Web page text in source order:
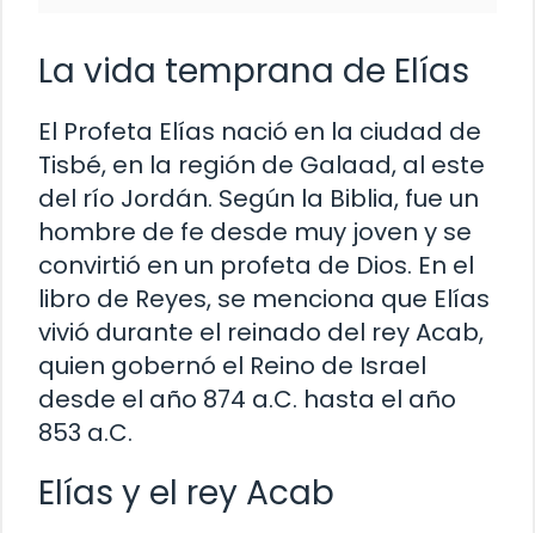
La vida temprana de Elías
El Profeta Elías nació en la ciudad de
Tisbé, en la región de Galaad, al este
del río Jordán. Según la Biblia, fue un
hombre de fe desde muy joven y se
convirtió en un profeta de Dios. En el
libro de Reyes, se menciona que Elías
vivió durante el reinado del rey Acab,
quien gobernó el Reino de Israel
desde el año 874 a.C. hasta el año
853 a.C.
Elías y el rey Acab